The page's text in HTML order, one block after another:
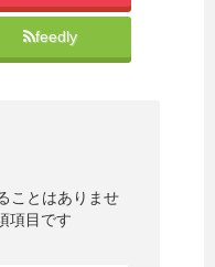
feedly
ことはありませ
項目です